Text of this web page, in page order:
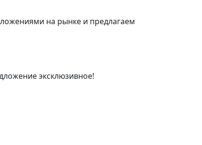
на рынке и предлагаем
эксклюзивное!